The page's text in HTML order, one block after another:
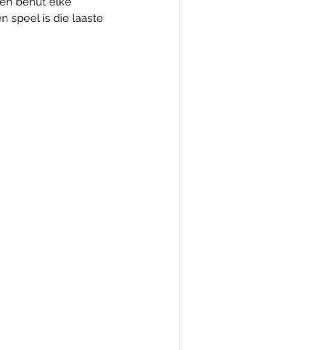
speel is die laaste